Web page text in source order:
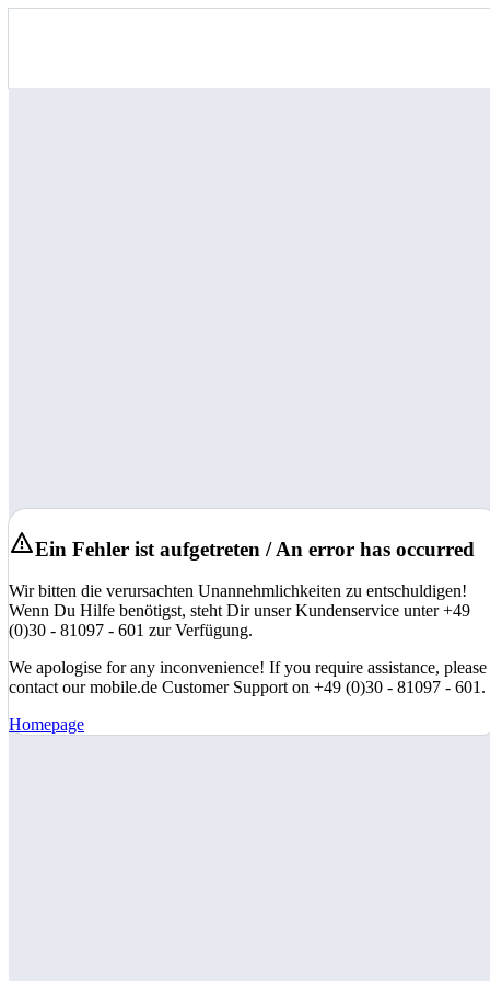
Ein Fehler ist aufgetreten / An error has occurred
Wir bitten die verursachten Unannehmlichkeiten zu entschuldigen!
Wenn Du Hilfe benötigst, steht Dir unser Kundenservice unter +49
(0)30 - 81097 - 601 zur Verfügung.
We apologise for any inconvenience! If you require assistance, please
contact our mobile.de Customer Support on +49 (0)30 - 81097 - 601.
Homepage